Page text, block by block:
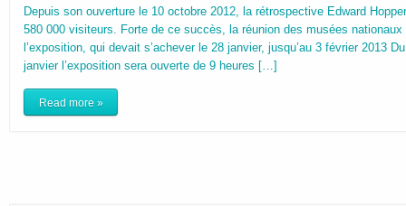
Depuis son ouverture le 10 octobre 2012, la rétrospective Edward
580 000 visiteurs. Forte de ce succès, la réunion des musées nationaux
l’exposition, qui devait s’achever le 28 janvier, jusqu’au 3 février 2013
janvier l’exposition sera ouverte de 9 heures […]
Read more »